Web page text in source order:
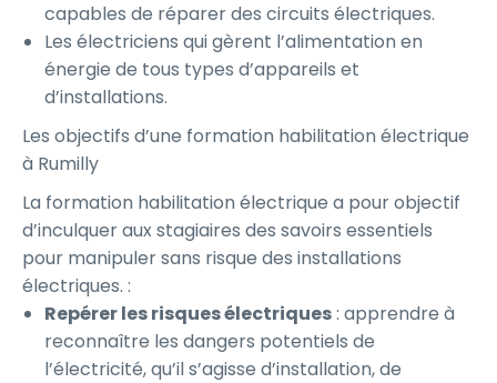
capables de réparer des circuits électriques.
Les électriciens qui gèrent l’alimentation en
énergie de tous types d’appareils et
d’installations.
Les objectifs d’une formation habilitation électrique
à Rumilly
La formation habilitation électrique a pour objectif
d’inculquer aux stagiaires des savoirs essentiels
pour manipuler sans risque des installations
électriques. :
Repérer les risques électriques: apprendre à
reconnaître les dangers potentiels de
l’électricité, qu’il s’agisse d’installation, de